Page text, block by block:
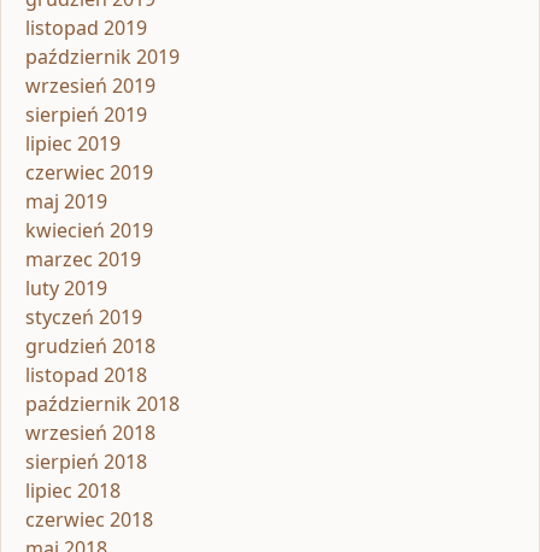
listopad 2019
październik 2019
wrzesień 2019
sierpień 2019
lipiec 2019
czerwiec 2019
maj 2019
kwiecień 2019
marzec 2019
luty 2019
styczeń 2019
grudzień 2018
listopad 2018
październik 2018
wrzesień 2018
sierpień 2018
lipiec 2018
czerwiec 2018